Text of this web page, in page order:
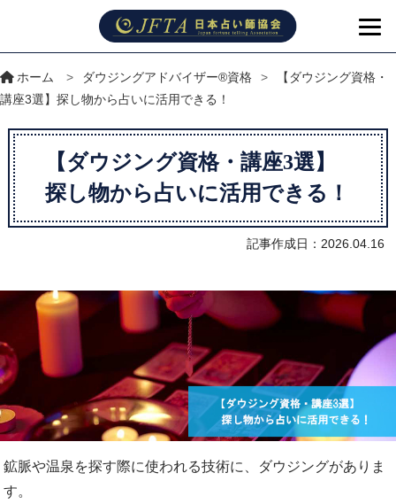
ホーム > ダウジングアドバイザー®資格 >
【ダウジング資格・
講座3選】探し物から占いに活用できる！
【ダウジング資格・講座3選】
探し物から占いに活用できる！
記事作成日：2026.04.16
鉱脈や温泉を探す際に使われる技術に、ダウジングがありま
す。